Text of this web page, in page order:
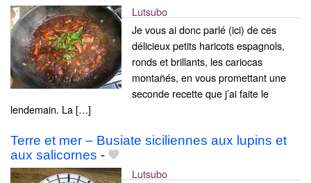
Lutsubo
Je vous ai donc parlé (ici) de ces
délicieux petits haricots espagnols,
ronds et brillants, les cariocas
montañés, en vous promettant une
seconde recette que j’ai faite le
lendemain. La […]
Terre et mer – Busiate siciliennes aux lupins et
aux salicornes -
Lutsubo